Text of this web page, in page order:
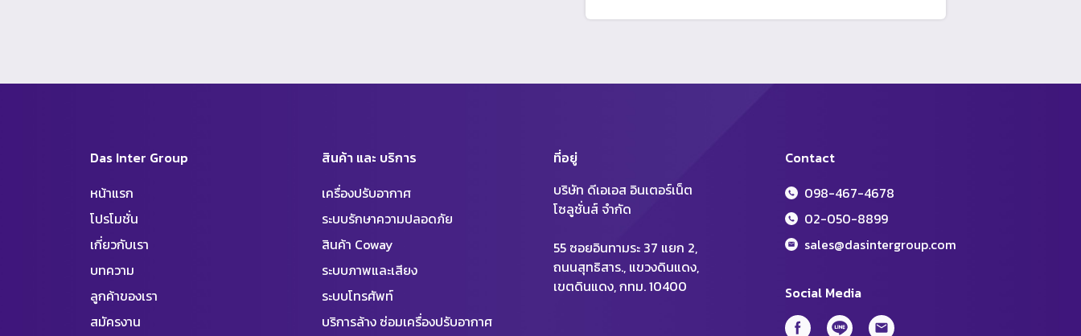
Das Inter Group
หน้าแรก
โปรโมชั่น
เกี่ยวกับเรา
บทความ
ลูกค้าของเรา
สมัครงาน
สินค้า และ บริการ
เครื่องปรับอากาศ
ระบบรักษาความปลอดภัย
สินค้า Coway
ระบบภาพและเสียง
ระบบโทรศัพท์
บริการล้าง ซ่อมเครื่องปรับอากาศ
Social Media
Contact
098-467-4678
02-050-8899
sales@dasintergroup.com
ที่อยู่
บริษัท ดีเอเอส อินเตอร์เน็ต
โซลูชั่นส์ จำกัด
55 ซอยอินทามระ 37 แยก 2,
ถนนสุทธิสาร., แขวงดินแดง,
เขตดินแดง, กทม. 10400